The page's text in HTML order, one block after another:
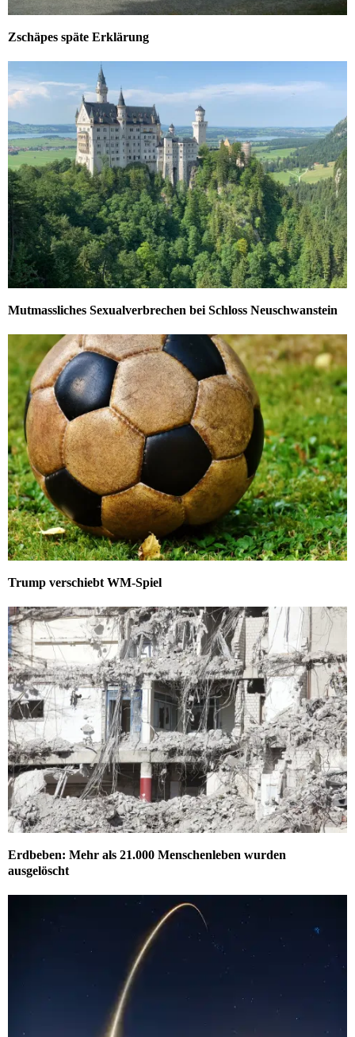
Zschäpes späte Erklärung
Mutmassliches Sexualverbrechen bei Schloss Neuschwanstein
Trump verschiebt WM-Spiel
Erdbeben: Mehr als 21.000 Menschenleben wurden
ausgelöscht